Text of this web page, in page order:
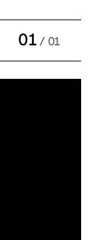
01/ 01